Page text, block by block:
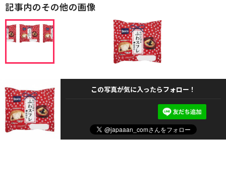
記事内のその他の画像
この写真が気に入ったらフォロー！